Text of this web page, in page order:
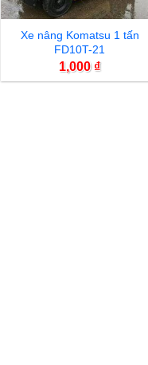
Xe nâng Komatsu 1 tấn
FD10T-21
1,000 ₫